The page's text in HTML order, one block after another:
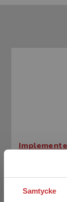
Samtycke
Exkl. moms: